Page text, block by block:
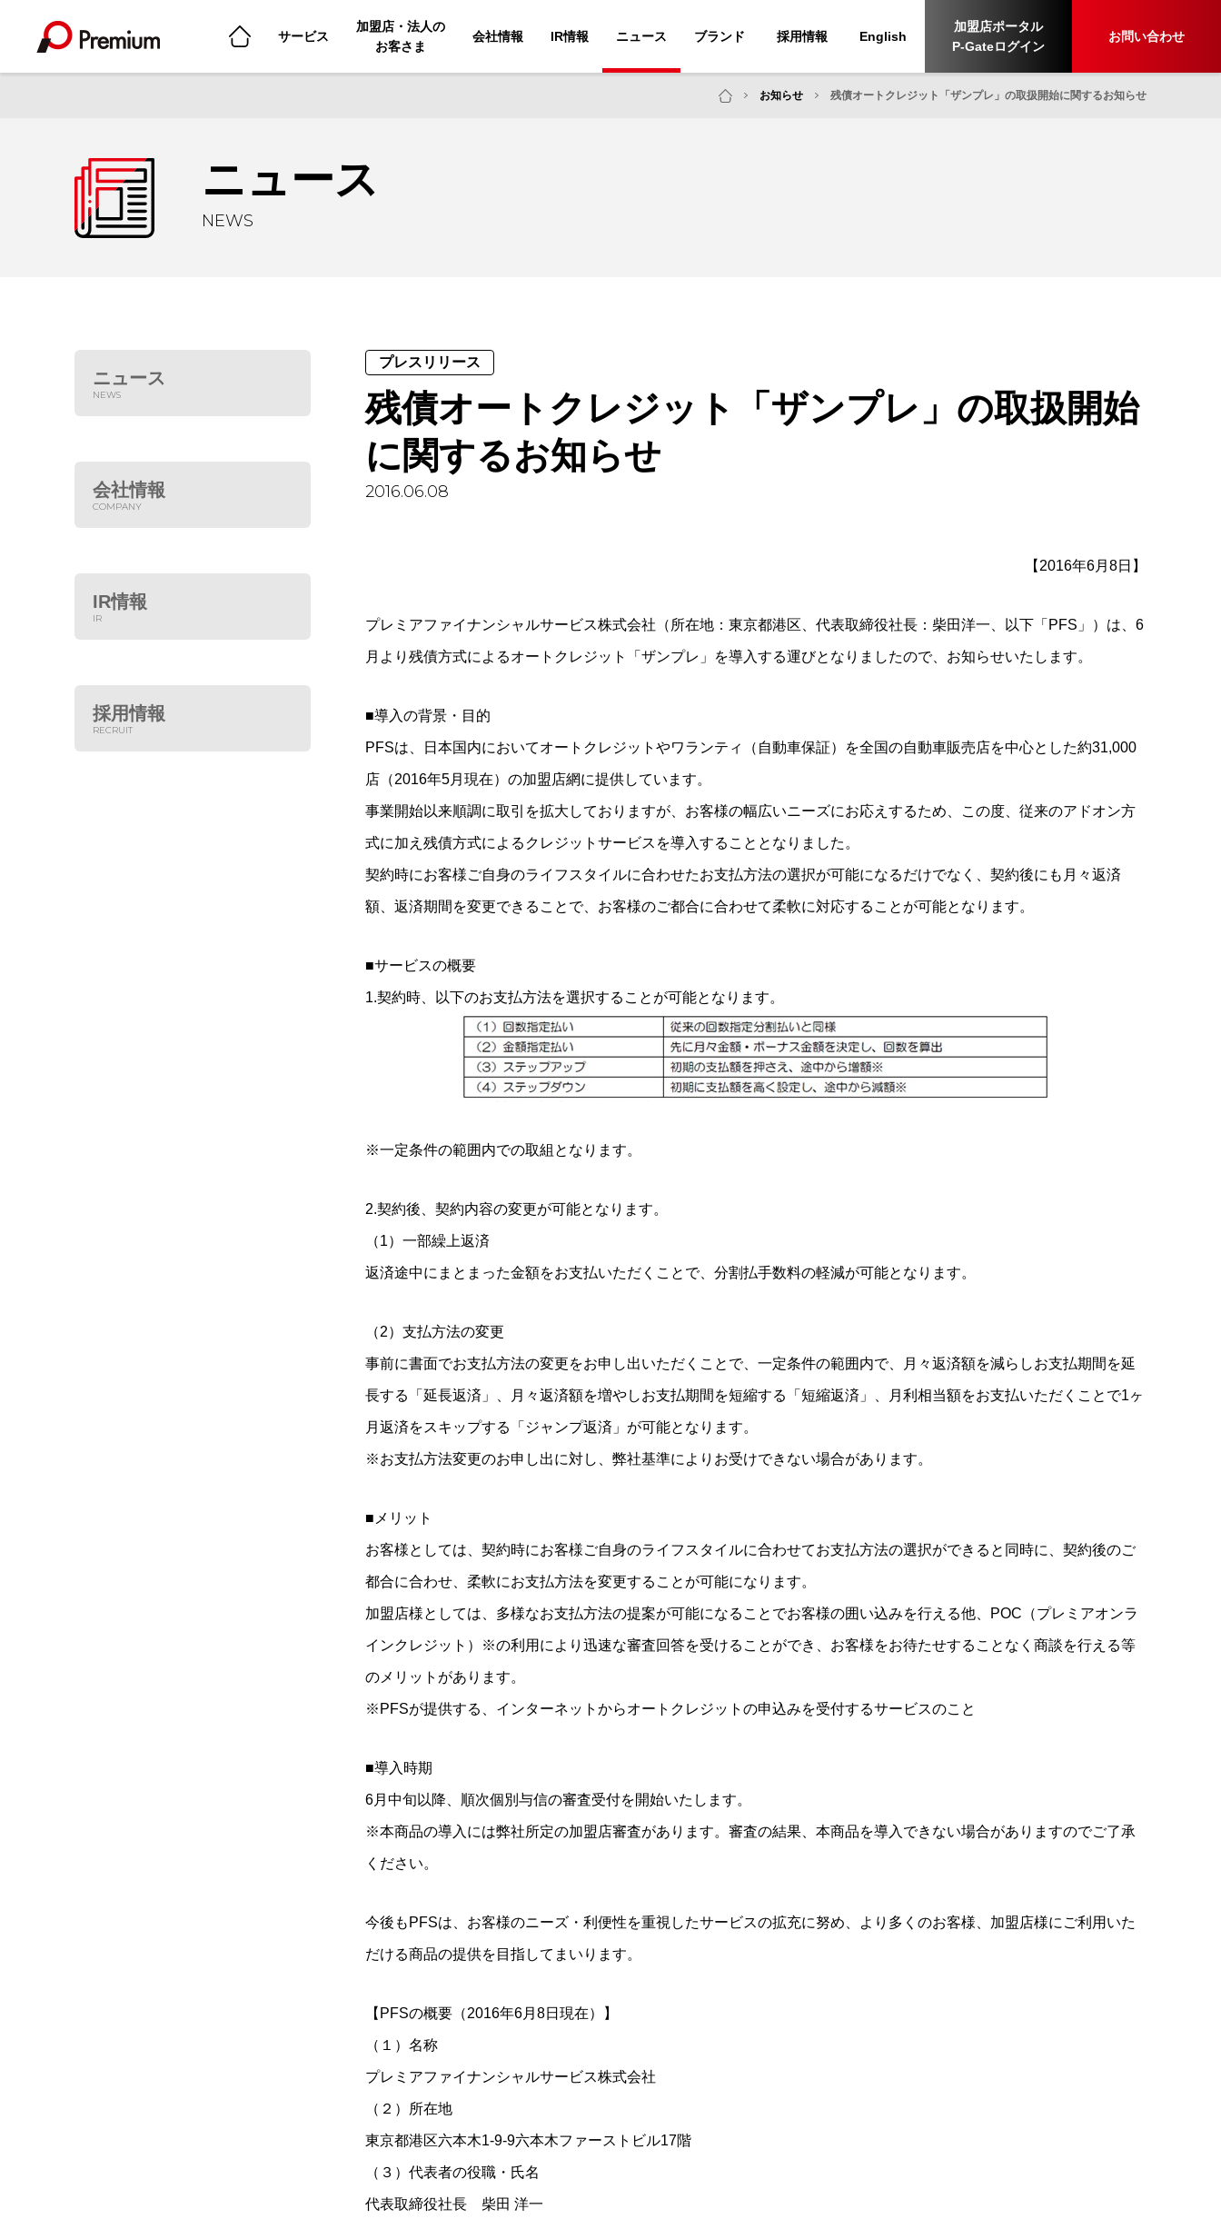
サービス
加盟店・法人の
お客さま
会社情報 IR情報 ニュース ブランド 採用情報 English
加盟店ポータル
P-Gateログイン
お問い合わせ
お知らせ 残債オートクレジット「ザンプレ」の取扱開始に関するお知らせ
ニュース
NEWS
ニュース
NEWS
会社情報
COMPANY
IR情報
IR
採用情報
RECRUIT
プレスリリース
残債オートクレジット「ザンプレ」の取扱開始
に関するお知らせ
2016.06.08
【2016年6月8日】
プレミアファイナンシャルサービス株式会社（所在地：東京都港区、代表取締役社長：柴田洋一、以下「PFS」）は、6
月より残債方式によるオートクレジット「ザンプレ」を導入する運びとなりましたので、お知らせいたします。
■導入の背景・目的
PFSは、日本国内においてオートクレジットやワランティ（自動車保証）を全国の自動車販売店を中心とした約31,000
店（2016年5月現在）の加盟店網に提供しています。
事業開始以来順調に取引を拡大しておりますが、お客様の幅広いニーズにお応えするため、この度、従来のアドオン方
式に加え残債方式によるクレジットサービスを導入することとなりました。
契約時にお客様ご自身のライフスタイルに合わせたお支払方法の選択が可能になるだけでなく、契約後にも月々返済
額、返済期間を変更できることで、お客様のご都合に合わせて柔軟に対応することが可能となります。
■サービスの概要
1.契約時、以下のお支払方法を選択することが可能となります。
※一定条件の範囲内での取組となります。
2.契約後、契約内容の変更が可能となります。
（1）一部繰上返済
返済途中にまとまった金額をお支払いただくことで、分割払手数料の軽減が可能となります。
（2）支払方法の変更
事前に書面でお支払方法の変更をお申し出いただくことで、一定条件の範囲内で、月々返済額を減らしお支払期間を延
長する「延長返済」、月々返済額を増やしお支払期間を短縮する「短縮返済」、月利相当額をお支払いただくことで1ヶ
月返済をスキップする「ジャンプ返済」が可能となります。
※お支払方法変更のお申し出に対し、弊社基準によりお受けできない場合があります。
■メリット
お客様としては、契約時にお客様ご自身のライフスタイルに合わせてお支払方法の選択ができると同時に、契約後のご
都合に合わせ、柔軟にお支払方法を変更することが可能になります。
加盟店様としては、多様なお支払方法の提案が可能になることでお客様の囲い込みを行える他、POC（プレミアオンラ
インクレジット）※の利用により迅速な審査回答を受けることができ、お客様をお待たせすることなく商談を行える等
のメリットがあります。
※PFSが提供する、インターネットからオートクレジットの申込みを受付するサービスのこと
■導入時期
6月中旬以降、順次個別与信の審査受付を開始いたします。
※本商品の導入には弊社所定の加盟店審査があります。審査の結果、本商品を導入できない場合がありますのでご了承
ください。
今後もPFSは、お客様のニーズ・利便性を重視したサービスの拡充に努め、より多くのお客様、加盟店様にご利用いた
だける商品の提供を目指してまいります。
【PFSの概要（2016年6月8日現在）】
（１）名称
プレミアファイナンシャルサービス株式会社
（２）所在地
東京都港区六本木1-9-9六本木ファーストビル17階
（３）代表者の役職・氏名
代表取締役社長 柴田 洋一